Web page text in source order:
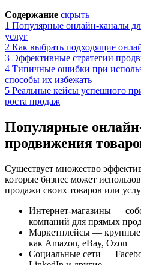
Содержание скрыть
1 Популярные онлайн-каналы
услуг
2 Как выбрать подходящие
3 Эффективные стратегии
4 Типичные ошибки при
способы их избежать
5 Реальные кейсы успешного
роста продаж
Популярные
продвижения
Существует множество
которые бизнес может
продажи своих товаров или
Интернет-магазины —
компаний для прямых
Маркетплейсы — крупные
как Amazon, eBay, Ozon
Социальные сети —